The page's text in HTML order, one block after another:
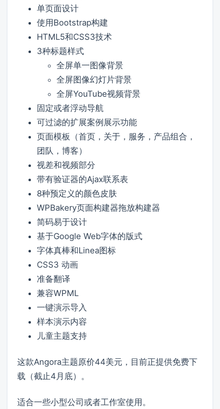
单页面设计
使用Bootstrap构建
HTML5和CSS3技术
3种标题样式
全屏单一图像背景
全屏图像幻灯片背景
全屏YouTube视频背景
固定或者浮动导航
可过滤的扩展案例展示功能
页面模板（首页，关于，服务，产品组合，
团队，博客）
视差和视频部分
带有验证器的Ajax联系表
8种预定义的颜色皮肤
WPBakery页面构建器拖放构建器
简码易于设计
基于Google Web字体的版式
字体真棒和Linea图标
CSS3 动画
准备翻译
兼容WPML
一键演示导入
样本演示内容
儿童主题支持
这款Angora主题原价44美元，目前正提供免费下
载（截止4月底）。
适合一些小型公司或者工作室使用。